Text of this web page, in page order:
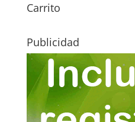
Carrito
Publicidad